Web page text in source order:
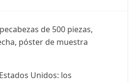
de 500 piezas,
póster de muestra
Unidos: los